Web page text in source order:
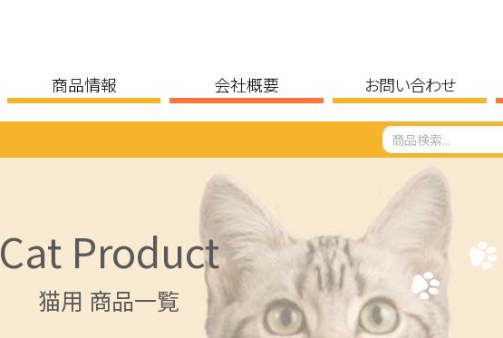
商品情報 会社概要 お問い合わせ
Cat Product
猫用 商品一覧